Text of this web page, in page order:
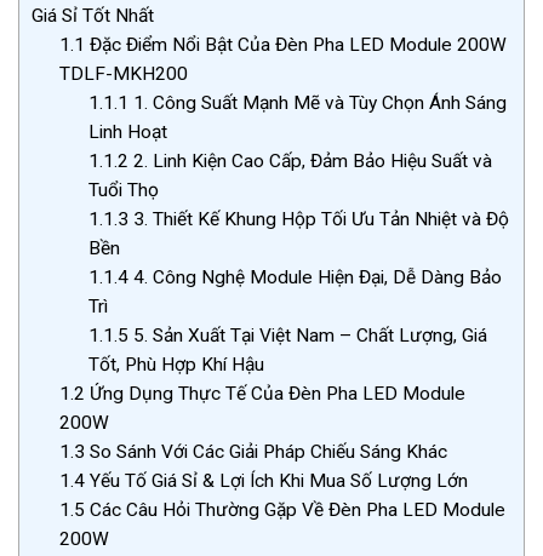
Giá Sỉ Tốt Nhất
1.1 Đặc Điểm Nổi Bật Của Đèn Pha LED Module 200W
TDLF-MKH200
1.1.1 1. Công Suất Mạnh Mẽ và Tùy Chọn Ánh Sáng
Linh Hoạt
1.1.2 2. Linh Kiện Cao Cấp, Đảm Bảo Hiệu Suất và
Tuổi Thọ
1.1.3 3. Thiết Kế Khung Hộp Tối Ưu Tản Nhiệt và Độ
Bền
1.1.44. Công Nghệ Module Hiện Đại, Dễ Dàng Bảo
Trì
1.1.5 5. Sản Xuất Tại Việt Nam – Chất Lượng, Giá
Tốt, Phù Hợp Khí Hậu
1.2 Ứng Dụng Thực Tế Của Đèn Pha LED Module
200W
1.3 So Sánh Với Các Giải Pháp Chiếu Sáng Khác
1.4 Yếu Tố Giá Sỉ & Lợi Ích Khi Mua Số Lượng Lớn
1.5 Các Câu Hỏi Thường Gặp Về Đèn Pha LED Module
200W